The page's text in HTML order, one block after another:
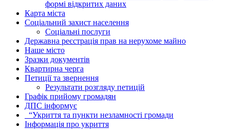
формі відкритих даних
Карта міста
Соціальний захист населення
Соціальні послуги
Державна реєстрація прав на нерухоме майно
Наше місто
Зразки документів
Квартирна черга
Петиції та звернення
Результати розгляду петицій
Графік прийому громадян
ДПС інформує
“Укриття та пункти незламності громади
Інформація про укриття